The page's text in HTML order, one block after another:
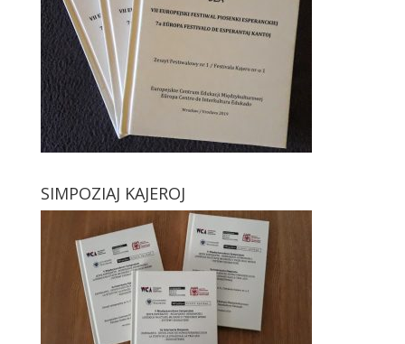
SIMPOZIAJ KAJEROJ